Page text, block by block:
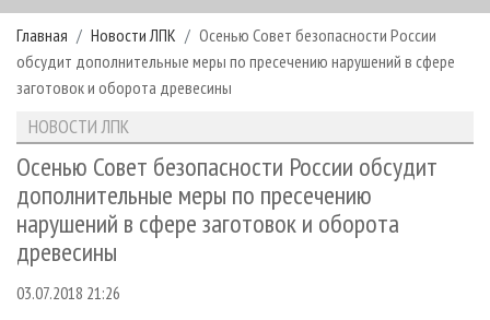
РУБРИКИ И ТЕМЫ
РУБРИКИ ЖУРНАЛА
ЛЕСНОЕ ХОЗЯЙСТВО
ЛЕСОЗАГОТОВКА
ЛЕСОПИЛЕНИЕ
ДЕРЕВООБРАБОТКА
СУШКА ДРЕВЕСИНЫ
ПРОИЗВОДСТВО ДРЕВЕСНЫХ ПЛИТ
ДЕРЕВЯННОЕ ДОМОСТРОЕНИЕ
НОВОСТИ
КАЛЕНДАРЬ СОБЫТИЙ
НОВОСТИ ЛПК
НОВОСТИ ЖУРНАЛА
НОВОСТИ КОМПАНИЙ
ПРОЕКТЫ ЛПИ
АНАЛИТИКА
ПРЕДПРИЯТИЯ ЛПК
ЛЕСНЫЕ РЕГИОНЫ РОССИИ
ПЕРСОНЫ
МОБИЛЬНЫЕ ВЫСТАВКИ
ОФИЦИАЛЬНЫЕ ДЕЛЕГАЦИИ
АРХИВ
АРХИВ ЖУРНАЛОВ
СТАТЬИ
О ЖУРНАЛЕ
ПОДПИСКА
КОНТАКТЫ
РЕКЛАМОДАТЕЛЯМ
РЕКЛАМА
Главная Новости ЛПК
Осенью Совет безопасности России
обсудит дополнительные меры по пресечению нарушений в сфере
заготовок и оборота древесины
НОВОСТИ ЛПК
Осенью Совет безопасности России обсудит
дополнительные меры по пресечению
нарушений в сфере заготовок и оборота
древесины
03.07.2018 21:26